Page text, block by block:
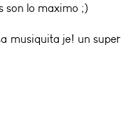
son lo maximo ;)
musiquita je! un super